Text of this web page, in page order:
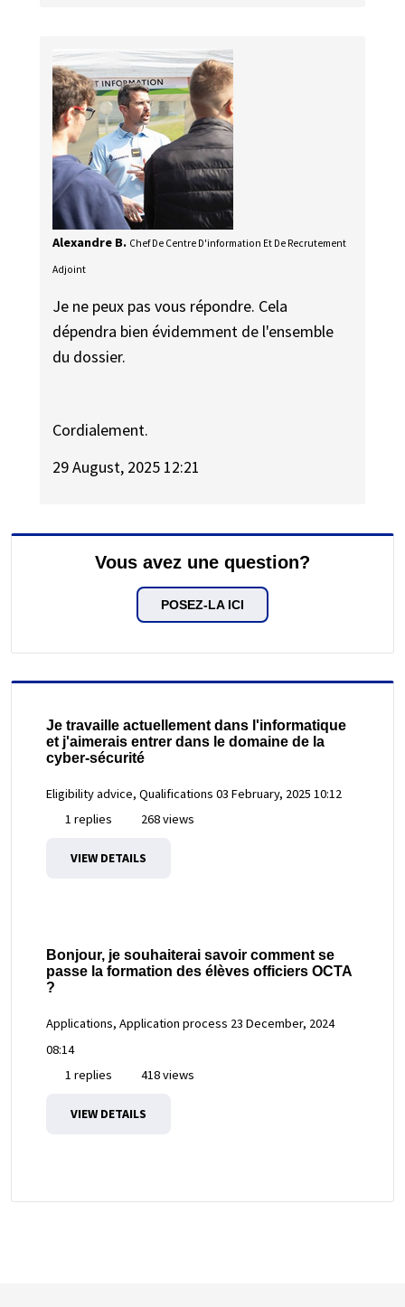
Alexandre B. Chef De Centre D'information Et De Recrutement
Adjoint
Je ne peux pas vous répondre. Cela
dépendra bien évidemment de l'ensemble
du dossier.
Cordialement.
29 August, 2025 12:21
Vous avez une question?
POSEZ-LA ICI
Je travaille actuellement dans l'informatique
et j'aimerais entrer dans le domaine de la
cyber-sécurité
Eligibility advice, Qualifications 03 February, 2025 10:12
1 replies
268 views
VIEW DETAILS
Bonjour, je souhaiterai savoir comment se
passe la formation des élèves officiers OCTA
?
Applications, Application process 23 December, 2024
08:14
1 replies
418 views
VIEW DETAILS